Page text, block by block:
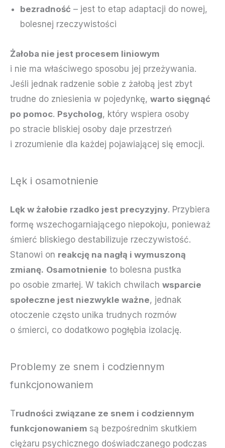
bezradność – jest to etap adaptacji do nowej,
bolesnej rzeczywistości
Żałoba nie jest procesem liniowym
i nie ma właściwego sposobu jej przeżywania.
Jeśli jednak radzenie sobie z żałobą jest zbyt
trudne do zniesienia w pojedynkę, warto sięgnąć
po pomoc. Psycholog, który wspiera osoby
po stracie bliskiej osoby daje przestrzeń
i zrozumienie dla każdej pojawiającej się emocji.
Lęk i osamotnienie
Lęk w żałobie rzadko jest precyzyjny. Przybiera
formę wszechogarniającego niepokoju, ponieważ
śmierć bliskiego destabilizuje rzeczywistość.
Stanowi on reakcję na nagłą i wymuszoną
zmianę. Osamotnienie to bolesna pustka
po osobie zmarłej. W takich chwilach wsparcie
społeczne jest niezwykle ważne, jednak
otoczenie często unika trudnych rozmów
o śmierci, co dodatkowo pogłębia izolację.
Problemy ze snem i codziennym
funkcjonowaniem
Trudności związane ze snem i codziennym
funkcjonowaniem są bezpośrednim skutkiem
ciężaru psychicznego doświadczanego podczas